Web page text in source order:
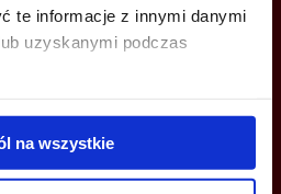
te informacje z innymi danymi
uzyskanymi podczas
na wszystkie